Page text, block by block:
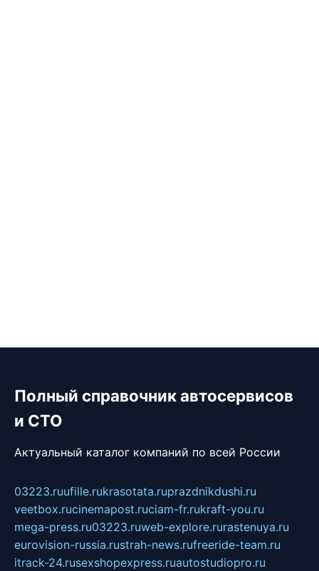
Полный справочник автосервисов
и СТО
Актуальный каталог компаний по всей России
03223.ruufille.rukrasotata.ruprazdnikdushi.ru
veetbox.rucinemapost.ruciam-fr.rukraft-you.ru
mega-press.ru03223.ruweb-explore.rurastenuya.ru
eurovision-russia.rustrah-news.rufreeride-team.ru
itrack-24.rusexshopexpress.ruautostudiopro.ru